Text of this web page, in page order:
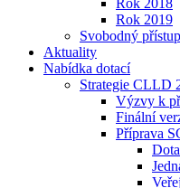
Rok 2019
Svobodný
Aktuality
Nabídka dotací
Strategie CLLD
Výzvy k
Finální
Příprava